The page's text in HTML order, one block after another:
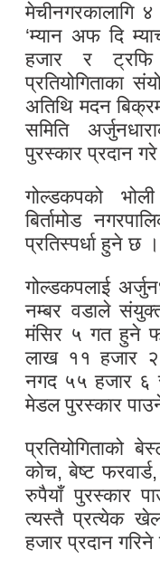
‘म्यान अफ दि
हजार र
प्रतियोगिताका
अतिथि मदन
समिति
पुरस्कार प्रदान
गोल्डकपको
बिर्तामोड
प्रतिस्पर्धा हुने छ ।
गोल्डकपलाई
नम्बर वडाले
मंसिर ५ गत हुने
लाख ११ हजार
नगद ५५ हजार ६
मेडल पुरस्कार
प्रतियोगिताको
कोच, बेष्ट
रुपैयाँ पुरस्कार
त्यस्तै प्रत्येक
हजार प्रदान